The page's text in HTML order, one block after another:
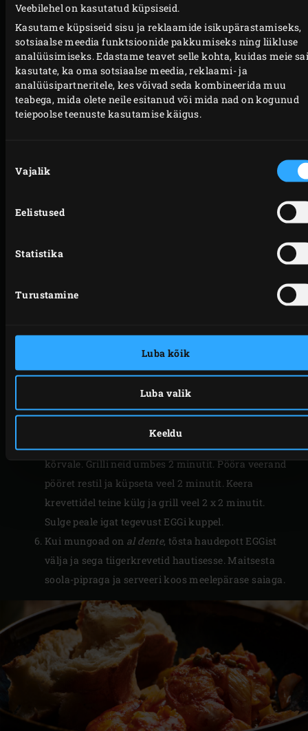
Veebilehel on kasutatud küpsiseid.
Kasutame küpsiseid sisu ja reklaamide isikupärastamiseks,
sotsiaalse meedia funktsioonide pakkumiseks ning liikluse
analüüsimiseks. Edastame teavet selle kohta, kuidas meie
kasutate, ka oma sotsiaalse meedia, reklaami- ja
analüüsipartneritele, kes võivad seda kombineerida muu
teabega, mida olete neile esitanud või mida nad on kogunud
teiepoolse teenuste kasutamise käigus.
valik
Vajalik
Eelistused
Statistika
Turustamine
Luba kõik
Luba valik
Keeldu
VALMISTAMINE
Laseovaalne haudepottrestil kuumaks. Nirista
päevalilleõli potti ja lisa tiigerkreveti koorikud.
Sulge EGGi kuppel ja kuumuta koorikuid umbes 10
minutit. Sega neid vahepeal ja sulge peale igat
minutit, et hape eralduks. Kalla juurde valge vein,
podiseda.
kõrvale. Pühi haudepott puhtaks, pane tagasi
fenkol, tomat ja tšillipipar. Küpseta, kuni
tegevust EGGi kuppel.
Vala köögiviljadele puljong ja lisa mungoad. Sulge
EGGi kuppel ja lase umbes 20 minutit podiseda,
kuni oad onal dente.
kõrvale. Grilli neid umbes 2 minutit. Pööra veerand
pööret restil ja küpseta veel 2 minutit. Keera
krevettidel teine külg ja grill veel 2 x 2 minutit.
Sulge peale igat tegevust EGGi kuppel.
Kui mungoad on al dente, tõsta haudepott EGGist
välja ja sega tiigerkrevetid hautisesse. Maitsesta
soola-pipraga ja serveeri koos meelepärase saiaga.